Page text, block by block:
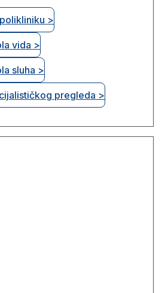
>
vida >
sluha >
pregleda >